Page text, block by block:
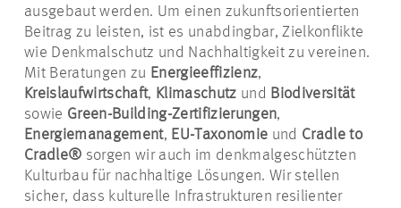
ausgebaut werden. Um einen zukunftsorientierten
Beitrag zu leisten, ist es unabdingbar, Zielkonflikte
wie Denkmalschutz und Nachhaltigkeit zu vereinen.
Mit Beratungen zu Energieeffizienz,
Kreislaufwirtschaft, Klimaschutz und Biodiversität
sowie Green-Building-Zertifizierungen,
Energiemanagement, EU-Taxonomie und Cradle to
Cradle® sorgen wir auch im denkmalgeschützten
Kulturbau für nachhaltige Lösungen. Wir stellen
sicher, dass kulturelle Infrastrukturen resilienter